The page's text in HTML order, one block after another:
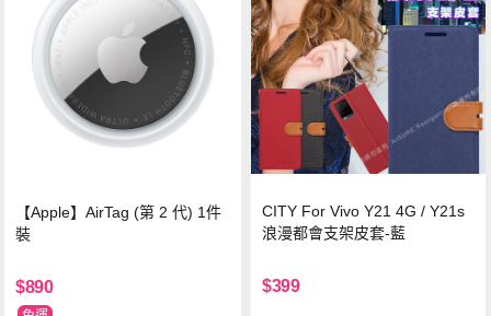
【Apple】AirTag (第 2 代) 1件
裝
$890
CITY For Vivo Y21 4G / Y21s
浪漫都會支架皮套-藍
$399